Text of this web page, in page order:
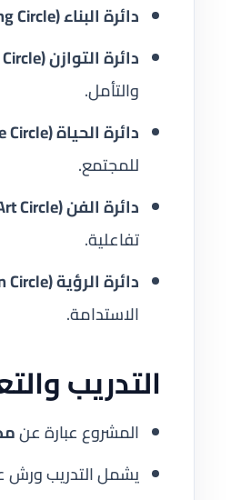
دائرة البناء (Building Circle):
دائرة التوازن (Balance Circle):
والتأمل.
دائرة الحياة (Life Circle):
للمجتمع.
دائرة الفن (Art Circle):
تفاعلية.
دائرة الرؤية (Vision Circle):
الاستدامة.
التدريب
المشروع عبارة عن
يشمل التدريب ورش